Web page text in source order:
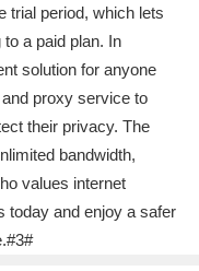
trial period, which lets
a paid plan. In
solution for anyone
proxy service to
their privacy. The
bandwidth,
values internet
today and enjoy a safer